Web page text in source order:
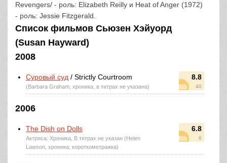
Revengers/ - роль: Elizabeth Reilly и Heat of Anger (1972)
- роль: Jessie Fitzgerald.
Список фильмов Сьюзен Хэйуорд
(Susan Hayward)
2008
8.8
40
Суровый суд / Strictly Courtroom
(Barbara Graham, хроника, в титрах не указана)
2006
6.8
6
The Dish on Dolls
Актриса: Хроника, В титрах не указан (Helen
Lawson, хроника; короткометражка)